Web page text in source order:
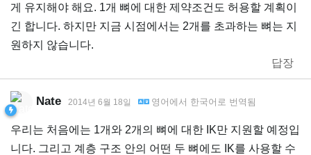
게 유지해야 해요. 1개 뼈에 대한 제약조건도 허용할 계획이
긴 합니다. 하지만 지금 시점에서는 2개를 초과하는 뼈는 지
원하지 않습니다.
답장
Nate 2014년 6월 18일 영어 에서 한국어 로 번역됨
우리는 처음에는 1개와 2개의 뼈에 대한 IK만 지원할 예정입
니다. 그리고 계층 구조 안의 어떤 두 뼈에도 IK를 사용할 수